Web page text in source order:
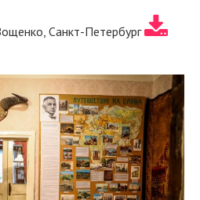
Санкт-Петербург